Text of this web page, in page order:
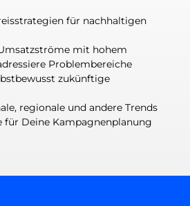
für nachhaltigen
mit hohem
Problembereiche
zukünftige
regionale und andere Trends
für Deine Kampagnenplanung